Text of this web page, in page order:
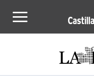
Actualidad de